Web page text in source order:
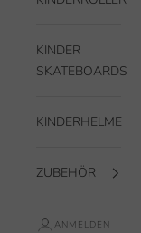
KINDER
SKATEBOARDS
KINDERHELME
ZUBEHÖR
ANMELDEN